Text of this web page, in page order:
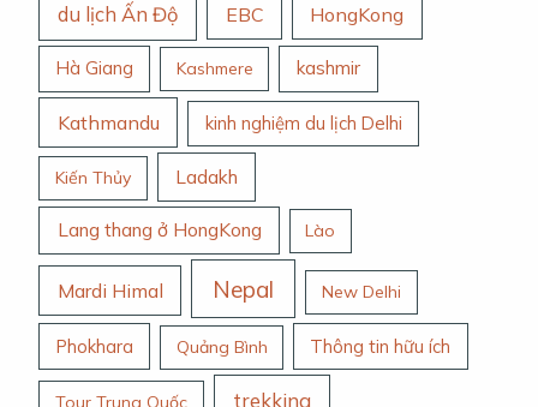
du lịch Ấn Độ EBC HongKong
Hà Giang Kashmere kashmir
Kathmandu kinh nghiệm du lịch Delhi
Kiến Thủy Ladakh
Lang thang ở HongKong Lào
Mardi Himal Nepal New Delhi
Phokhara Quảng Bình Thông tin hữu ích
trekking